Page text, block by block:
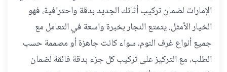
الإمارات لضمان تركيب أثاثك الجديد بدقة واحترافية، فهو
الخيار الأمثل. يتمتع النجار بخبرة واسعة في التعامل مع
جميع أنواع غرف النوم، سواء كانت جاهزة أو مصممة حسب
الطلب، مع التركيز على تركيب كل جزء بدقة فائقة لضمان